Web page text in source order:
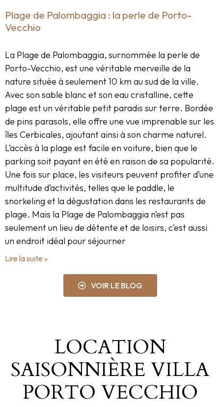
Plage de Palombaggia : la perle de Porto-
Vecchio
La Plage de Palombaggia, surnommée la perle de
Porto-Vecchio, est une véritable merveille de la
nature située à seulement 10 km au sud de la ville.
Avec son sable blanc et son eau cristalline, cette
plage est un véritable petit paradis sur terre. Bordée
de pins parasols, elle offre une vue imprenable sur les
îles Cerbicales, ajoutant ainsi à son charme naturel.
L’accès à la plage est facile en voiture, bien que le
parking soit payant en été en raison de sa popularité.
Une fois sur place, les visiteurs peuvent profiter d’une
multitude d’activités, telles que le paddle, le
snorkeling et la dégustation dans les restaurants de
plage. Mais la Plage de Palombaggia n’est pas
seulement un lieu de détente et de loisirs, c’est aussi
un endroit idéal pour séjourner
Lire la suite »
VOIR LE BLOG
LOCATION
SAISONNIÈRE VILLA
PORTO VECCHIO